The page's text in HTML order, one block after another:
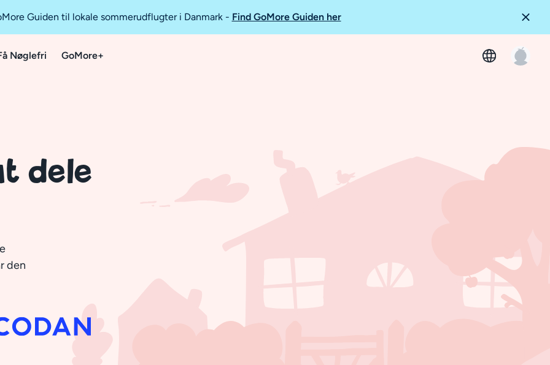
Guiden til lokale sommerudflugter i Danmark - Find GoMore Guiden her
Nøglefri GoMore+
dele
den